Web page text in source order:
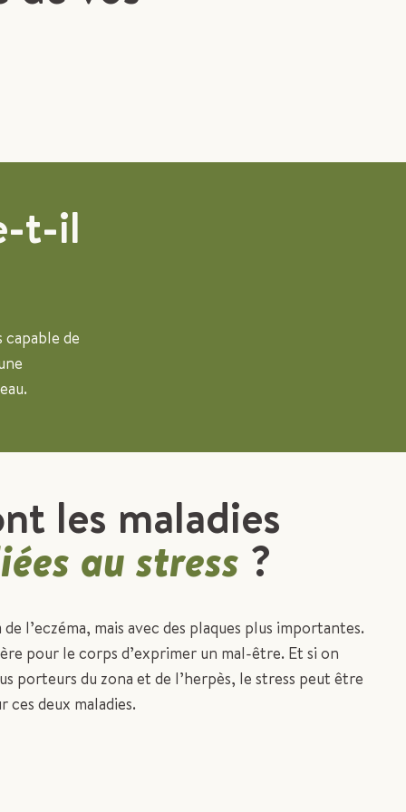
t-il
capable de
les maladies
au stress ?
l’eczéma, mais avec des plaques plus importantes.
pour le corps d’exprimer un mal-être. Et si on
porteurs du zona et de l’herpès, le stress peut être
deux maladies.